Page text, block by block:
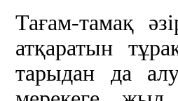
Тағам-тамақ
атқаратын
тарыдан да